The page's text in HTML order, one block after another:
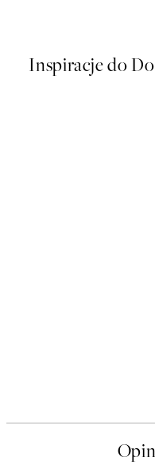
Inspiracje do